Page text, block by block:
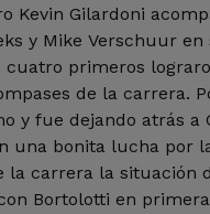
Kevin Gilardoni
y Mike Verschuur en
primeros
de la carrera.
y fue dejando atrás a
una bonita lucha por
la carrera la situación
Bortolotti en